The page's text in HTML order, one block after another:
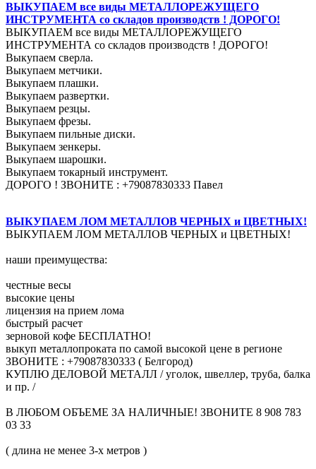
ВЫКУПАЕМ все виды МЕТАЛЛОРЕЖУЩЕГО
ИНСТРУМЕНТА со складов производств ! ДОРОГО!
ВЫКУПАЕМ все виды МЕТАЛЛОРЕЖУЩЕГО
ИНСТРУМЕНТА со складов производств ! ДОРОГО!
Выкупаем сверла.
Выкупаем метчики.
Выкупаем плашки.
Выкупаем развертки.
Выкупаем резцы.
Выкупаем фрезы.
Выкупаем пильные диски.
Выкупаем зенкеры.
Выкупаем шарошки.
Выкупаем токарный инструмент.
ДОРОГО ! ЗВОНИТЕ : +79087830333 Павел
ВЫКУПАЕМ ЛОМ МЕТАЛЛОВ ЧЕРНЫХ и ЦВЕТНЫХ!
ВЫКУПАЕМ ЛОМ МЕТАЛЛОВ ЧЕРНЫХ и ЦВЕТНЫХ!
наши преимущества:
честные весы
высокие цены
лицензия на прием лома
быстрый расчет
зерновой кофе БЕСПЛАТНО!
выкуп металлопроката по самой высокой цене в регионе
ЗВОНИТЕ : +79087830333 ( Белгород)
КУПЛЮ ДЕЛОВОЙ МЕТАЛЛ / уголок, швеллер, труба, балка
и пр. /
В ЛЮБОМ ОБЪЕМЕ ЗА НАЛИЧНЫЕ! ЗВОНИТЕ 8 908 783
03 33
( длина не менее 3-х метров )